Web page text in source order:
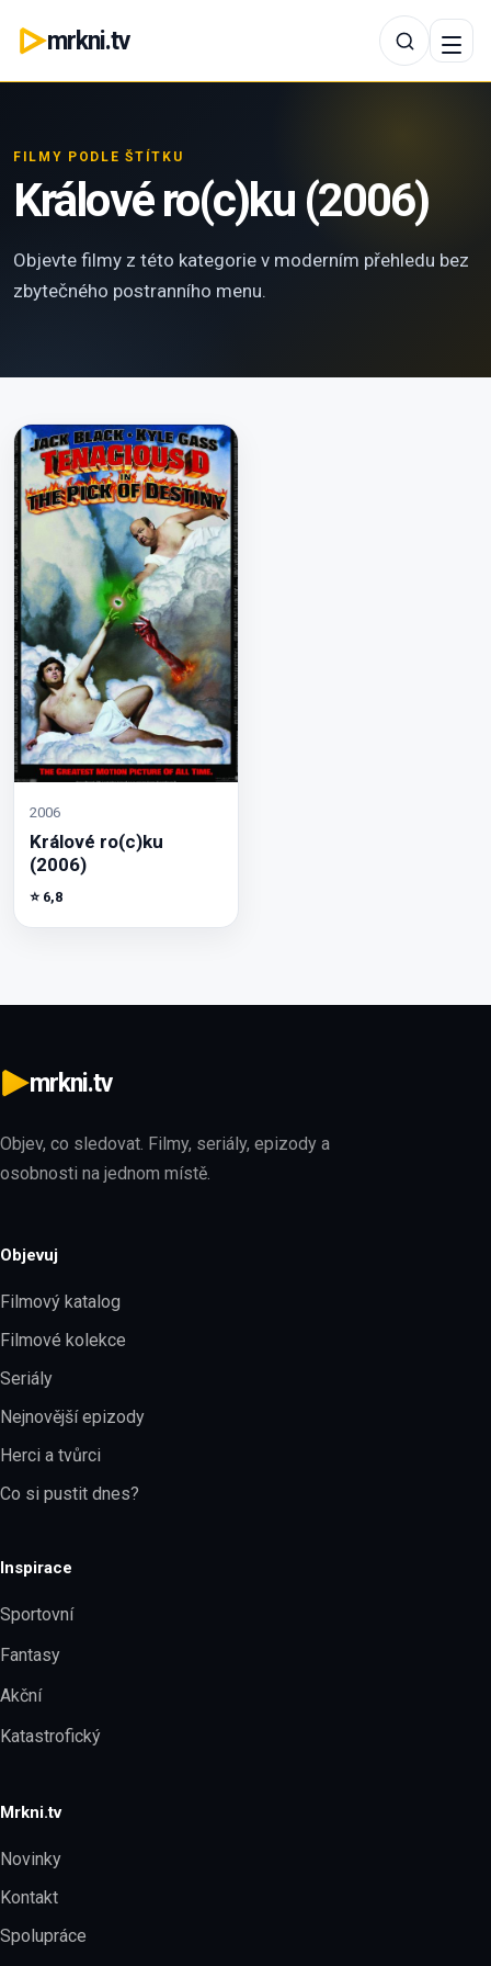
mrkni.tv
FILMY PODLE ŠTÍTKU
Králové ro(c)ku (2006)
Objevte filmy z této kategorie v moderním přehledu bez
zbytečného postranního menu.
2006
Králové ro(c)ku
(2006)
⭐ 6,8
mrkni.tv
Objev, co sledovat. Filmy, seriály, epizody a
osobnosti na jednom místě.
Objevuj
Filmový katalog
Filmové kolekce
Seriály
Nejnovější epizody
Herci a tvůrci
Co si pustit dnes?
Inspirace
Sportovní
Fantasy
Akční
Katastrofický
Mrkni.tv
Novinky
Kontakt
Spolupráce